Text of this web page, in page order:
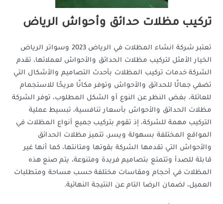
تركيب مظلات حدائق وأحواش الرياض
تعتبر شركة انشاء المظلات في الرياض 2023 وسواتر الرياض
الخيار الأمثل لتركيب مظلات الحدائق والأحواش لعملائها، تقدم
الشركة خدمات تركيب المظلات بأحدث التصاميم والأشكال التي
تضفي جمالًا للحدائق والأحواش وتوفر مكانًا مريحًا للاستجمام
للعائلة، بغض النظر عن النوع أو الشكل المطلوب، توفر الشركة
مظلات الحدائق والأحواش بأسعار تنافسية، تبسيط عملية
التركيب مهمة للشركة، إذ تقوم بتركيب جميع أنواع المظلات في
المواقع المختلفة بسهولة ويسر، تتميز مظلات الحدائق
والأحواش التي تقدمها الشركة بقوتها ومتانتها، كما أنها غير
قابلة للصدأ وتتمتع بتصاميم فريدة ومتنوعة، يتم صنع هذه
المظلات في أحجام ومقاسات مختلفة حسب مساحة ومتطلبات
العميل، لضمان الرضا التام عن النتيجة النهائية.